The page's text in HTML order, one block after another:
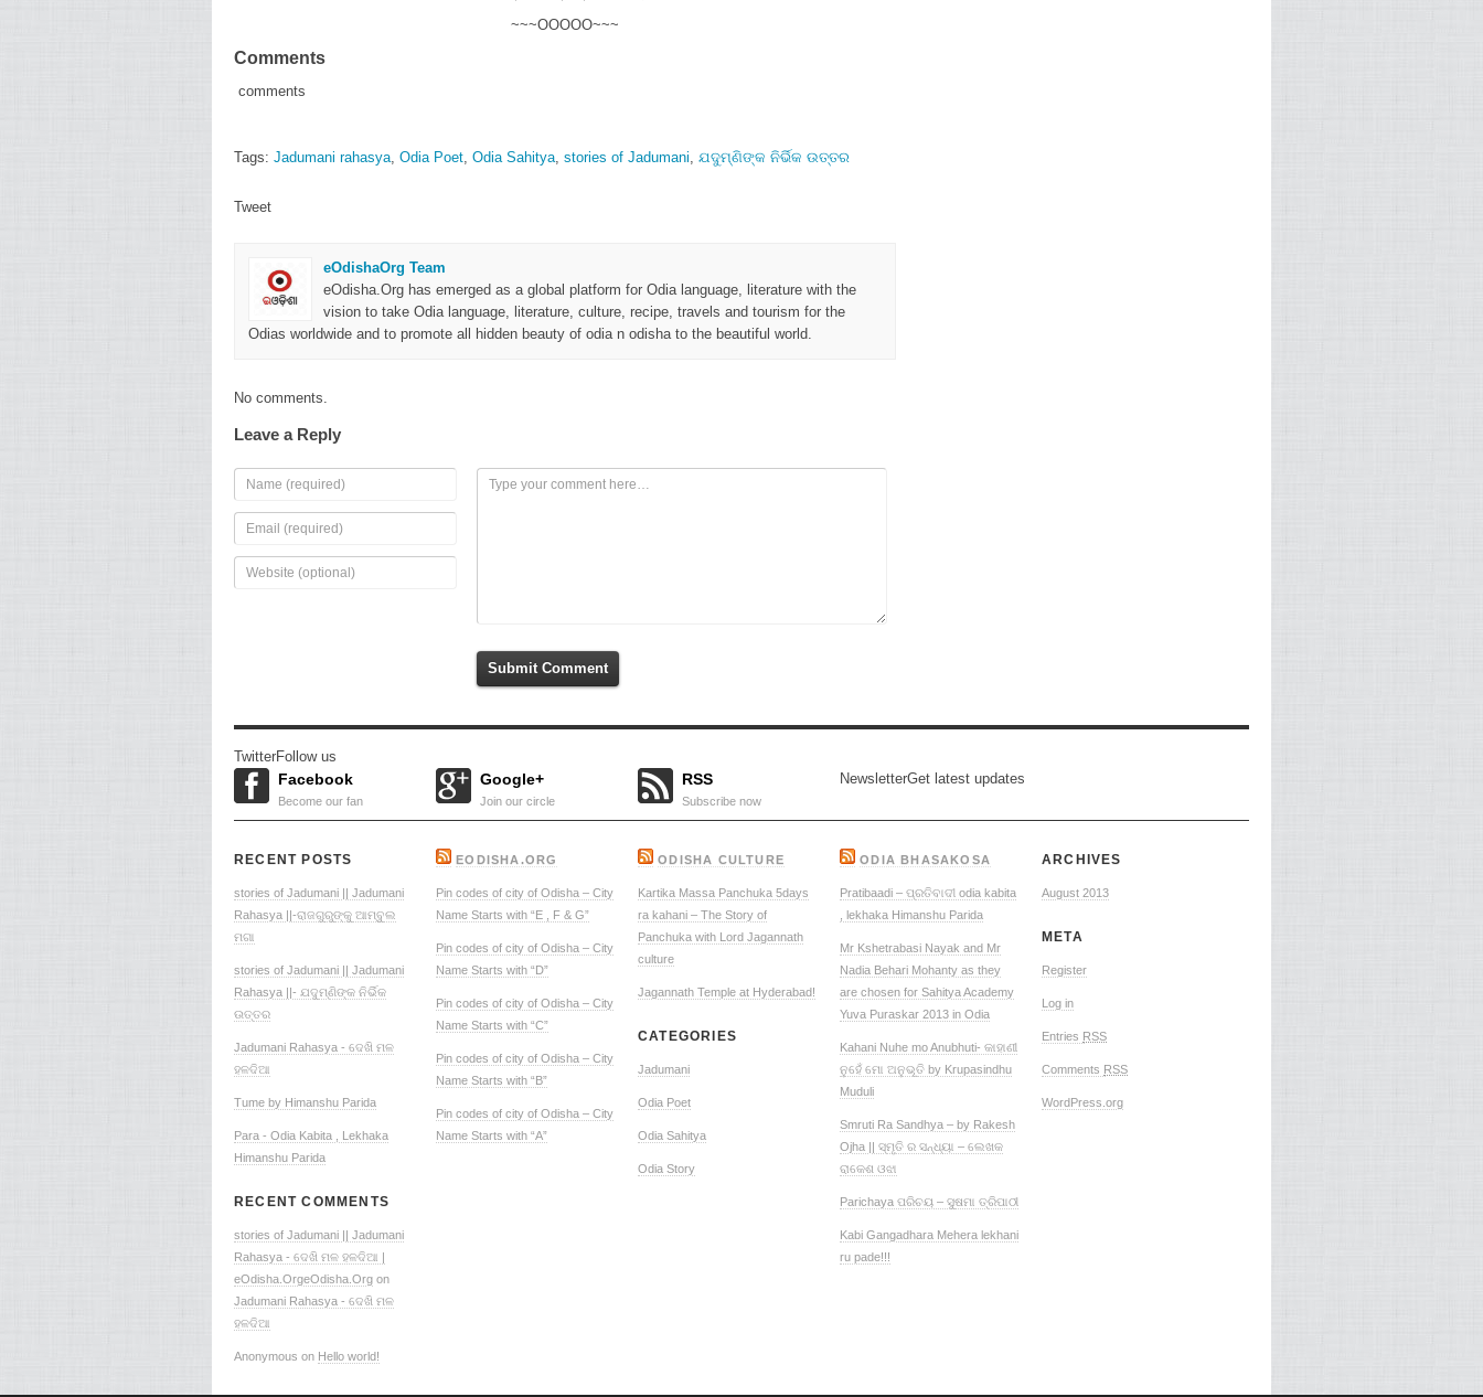
~~~OOOOO~~~
Comments
comments
Tags: Jadumani rahasya, Odia Poet, Odia Sahitya, stories of Jadumani, ଯଦୁମ୍ଣିଙ୍କ ନିର୍ଭିକ ଉତ୍ତର
Tweet
eOdishaOrg Team
eOdisha.Org has emerged as a global platform for Odia language, literature with the
vision to take Odia language, literature, culture, recipe, travels and tourism for the
Odias worldwide and to promote all hidden beauty of odia n odisha to the beautiful world.
No comments.
Leave a Reply
Submit Comment
TwitterFollow us
Facebook
Become our fan
Google+
Join our circle
RSS
Subscribe now
NewsletterGet latest updates
RECENT POSTS
stories of Jadumani || Jadumani
Rahasya ||-ରାଜଗୁରୁଙ୍କୁ ଆମ୍ବୁଲ
ମଗା
stories of Jadumani || Jadumani
Rahasya ||- ଯଦୁମ୍ଣିଙ୍କ ନିର୍ଭିକ
ଉତ୍ତର
Jadumani Rahasya - ଦେଖି ମଳ
ହଳଦିଆ
Tume by Himanshu Parida
Para - Odia Kabita , Lekhaka
Himanshu Parida
RECENT COMMENTS
stories of Jadumani || Jadumani
Rahasya - ଦେଖି ମଳ ହଳଦିଆ |
eOdisha.OrgeOdisha.Org on
Jadumani Rahasya - ଦେଖି ମଳ
ହଳଦିଆ
Anonymous on Hello world!
EODISHA.ORG
Pin codes of city of Odisha – City
Name Starts with “E , F & G”
Pin codes of city of Odisha – City
Name Starts with “D”
Pin codes of city of Odisha – City
Name Starts with “C”
Pin codes of city of Odisha – City
Name Starts with “B”
Pin codes of city of Odisha – City
Name Starts with “A”
ODISHA CULTURE
Kartika Massa Panchuka 5days
ra kahani – The Story of
Panchuka with Lord Jagannath
culture
Jagannath Temple at Hyderabad!
CATEGORIES
Jadumani
Odia Poet
Odia Sahitya
Odia Story
ODIA BHASAKOSA
Pratibaadi – ପ୍ରତିବାଦୀ odia kabita
, lekhaka Himanshu Parida
Mr Kshetrabasi Nayak and Mr
Nadia Behari Mohanty as they
are chosen for Sahitya Academy
Yuva Puraskar 2013 in Odia
Kahani Nuhe mo Anubhuti- କାହାଣୀ
ନୁହେଁ ମୋ ଅନୁଭୂତି by Krupasindhu
Muduli
Smruti Ra Sandhya – by Rakesh
Ojha || ସ୍ମୃତି ର ସନ୍ଧ୍ୟା – ଲେଖକ
ରାକେଶ ଓଝା
Parichaya ପରିଚୟ – ସୁଷମା ତ୍ରିପାଠୀ
Kabi Gangadhara Mehera lekhani
ru pade!!!
ARCHIVES
August 2013
META
Register
Log in
Entries RSS
Comments RSS
WordPress.org